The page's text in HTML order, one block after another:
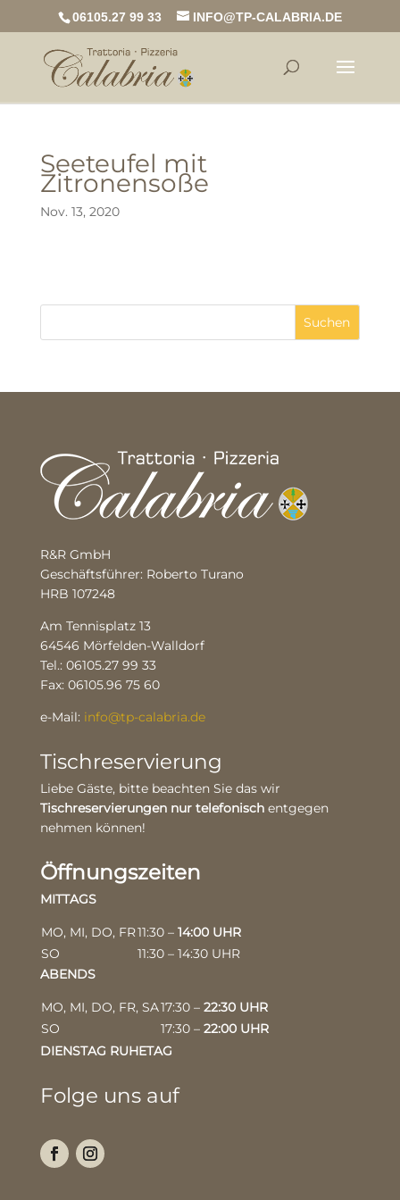
06105.27 99 33 INFO@TP-CALABRIA.DE
Seeteufel mit
Zitronensoße
Nov. 13, 2020
R&R GmbH
Geschäftsführer: Roberto Turano
HRB 107248
Am Tennisplatz 13
64546 Mörfelden-Walldorf
Tel.: 06105.27 99 33
Fax: 06105.96 75 60
e-Mail: info@tp-calabria.de
Tischreservierung
Liebe Gäste, bitte beachten Sie das wir
Tischreservierungen nur telefonischentgegen
nehmen können!
Öffnungszeiten
MITTAGS
MO, MI, DO, FR11:30 – 14:00 UHR
SO
11:30 – 14:30 UHR
ABENDS
MO, MI, DO, FR, SA17:30 – 22:30 UHR
SO
17:30 – 22:00 UHR
DIENSTAG RUHETAG
Folge uns auf